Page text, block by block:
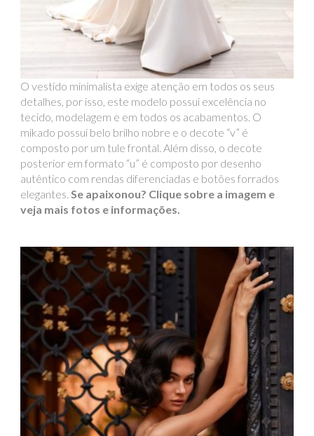
O vestido minimalista exige atenção em todos os seus
detalhes, por isso, este modelo possui excelência no
tecido, modelagem e em todos os acabamentos. O
mikado possui belo brilho nobre e o decote “v” é
composto por um tule frontal. Além disso, o decote
posterior em formato “u” é composto por desenho
autêntico com rendas diferenciadas e botões forrados
elegantes. Se apaixonou? Clique sobre a imagem e
veja mais fotos e informações.